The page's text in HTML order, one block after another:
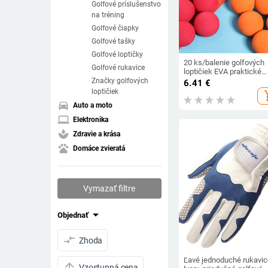
Golfové príslušenstvo
na tréning
Golfové čiapky
Golfové tašky
Golfové loptičky
Golfové rukavice
Značky golfových
loptičiek
directions_car Auto a moto
laptop Elektronika
spa Zdravie a krása
pets Domáce zvieratá
Vymazať filtre
Objednaťarrow_drop_down
compare_arrows Zhoda
20 ks/balenie golfových
loptičiek EVA praktické
vnútorné a vonkajšie
svetelné loptičky 3g/ks
golfistov, mužov, ženy,
6.41 €
Ľavé jednoduché